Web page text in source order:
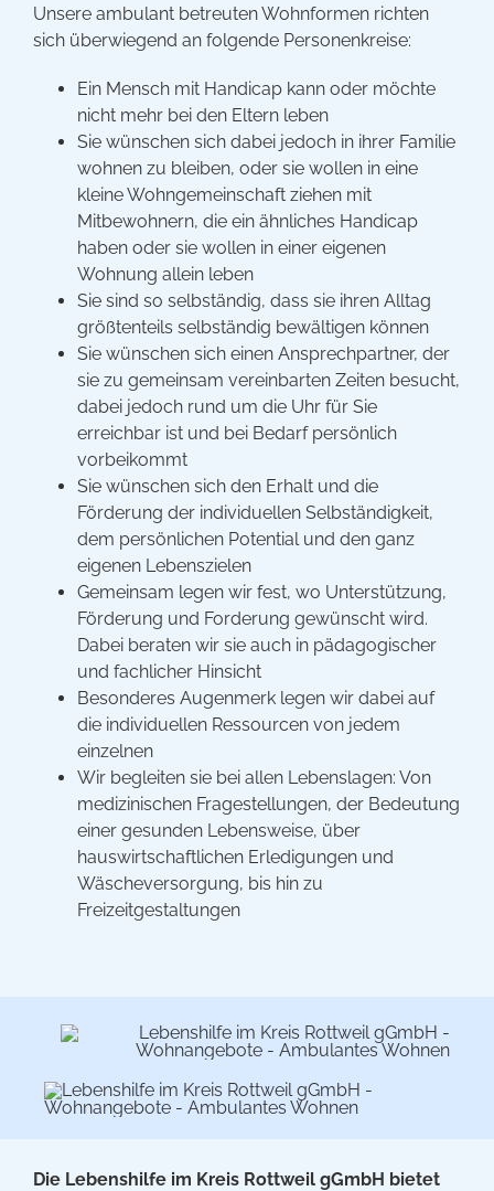
Unsere ambulant betreuten Wohnformen richten
sich überwiegend an folgende Personenkreise:
Ein Mensch mit Handicap kann oder möchte
nicht mehr bei den Eltern leben
Sie wünschen sich dabei jedoch in ihrer Familie
wohnen zu bleiben, oder sie wollen in eine
kleine Wohngemeinschaft ziehen mit
Mitbewohnern, die ein ähnliches Handicap
haben oder sie wollen in einer eigenen
Wohnung allein leben
Sie sind so selbständig, dass sie ihren Alltag
größtenteils selbständig bewältigen können
Sie wünschen sich einen Ansprechpartner, der
sie zu gemeinsam vereinbarten Zeiten besucht,
dabei jedoch rund um die Uhr für Sie
erreichbar ist und bei Bedarf persönlich
vorbeikommt
Sie wünschen sich den Erhalt und die
Förderung der individuellen Selbständigkeit,
dem persönlichen Potential und den ganz
eigenen Lebenszielen
Gemeinsam legen wir fest, wo Unterstützung,
Förderung und Forderung gewünscht wird.
Dabei beraten wir sie auch in pädagogischer
und fachlicher Hinsicht
Besonderes Augenmerk legen wir dabei auf
die individuellen Ressourcen von jedem
einzelnen
Wir begleiten sie bei allen Lebenslagen: Von
medizinischen Fragestellungen, der Bedeutung
einer gesunden Lebensweise, über
hauswirtschaftlichen Erledigungen und
Wäscheversorgung, bis hin zu
Freizeitgestaltungen
Die Lebenshilfe im Kreis Rottweil gGmbH bietet